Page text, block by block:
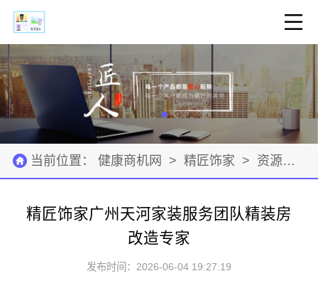
当前位置： 健康商机网 > 精匠饰家 > 资源材料
精匠饰家广州天河家装服务团队精装房
改造专家
发布时间：2026-06-04 19:27:19